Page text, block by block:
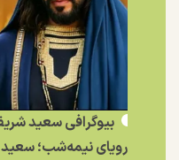
بیوگرافی سعید
رویای نیمه‌شب؛